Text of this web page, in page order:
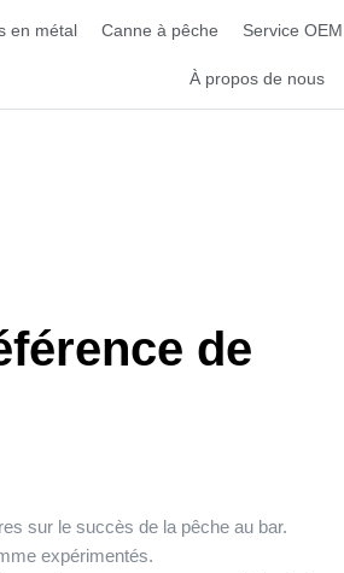
en métal Canne à pêche Service OEM
À propos de nous
de
sur le succès de la pêche au bar.
expérimentés.